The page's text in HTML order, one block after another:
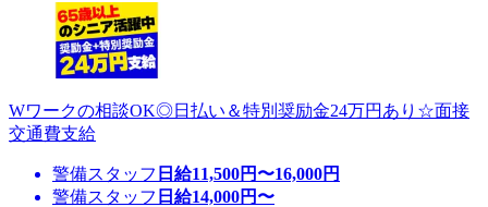
Wワークの相談OK◎日払い＆特別奨励金24万円あり☆面接
交通費支給
警備スタッフ 日給11,500円〜16,000円
警備スタッフ 日給14,000円〜